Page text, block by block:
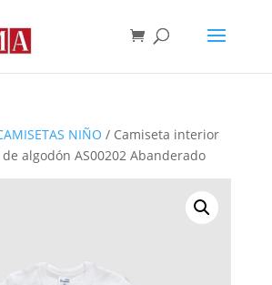
NIÑO / Camiseta interior
algodón AS00202 Abanderado